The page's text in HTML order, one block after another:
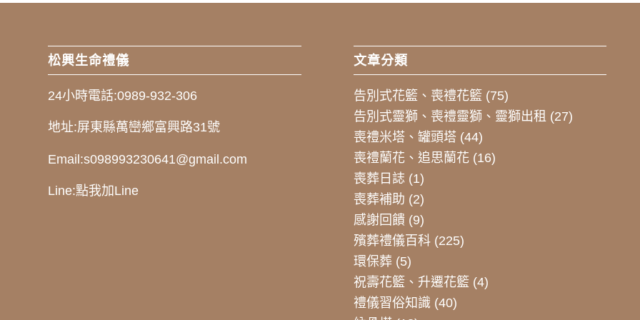
松興生命禮儀
24小時電話:0989-932-306
地址:屏東縣萬巒鄉富興路31號
Email:s098993230641@gmail.com
Line:點我加Line
文章分類
告別式花籃、喪禮花籃 (75)
告別式靈獅、喪禮靈獅、靈獅出租 (27)
喪禮米塔、罐頭塔 (44)
喪禮蘭花、追思蘭花 (16)
喪葬日誌 (1)
喪葬補助 (2)
感謝回饋(9)
殯葬禮儀百科(225)
環保葬(5)
祝壽花籃、升遷花籃 (4)
禮儀習俗知識 (40)